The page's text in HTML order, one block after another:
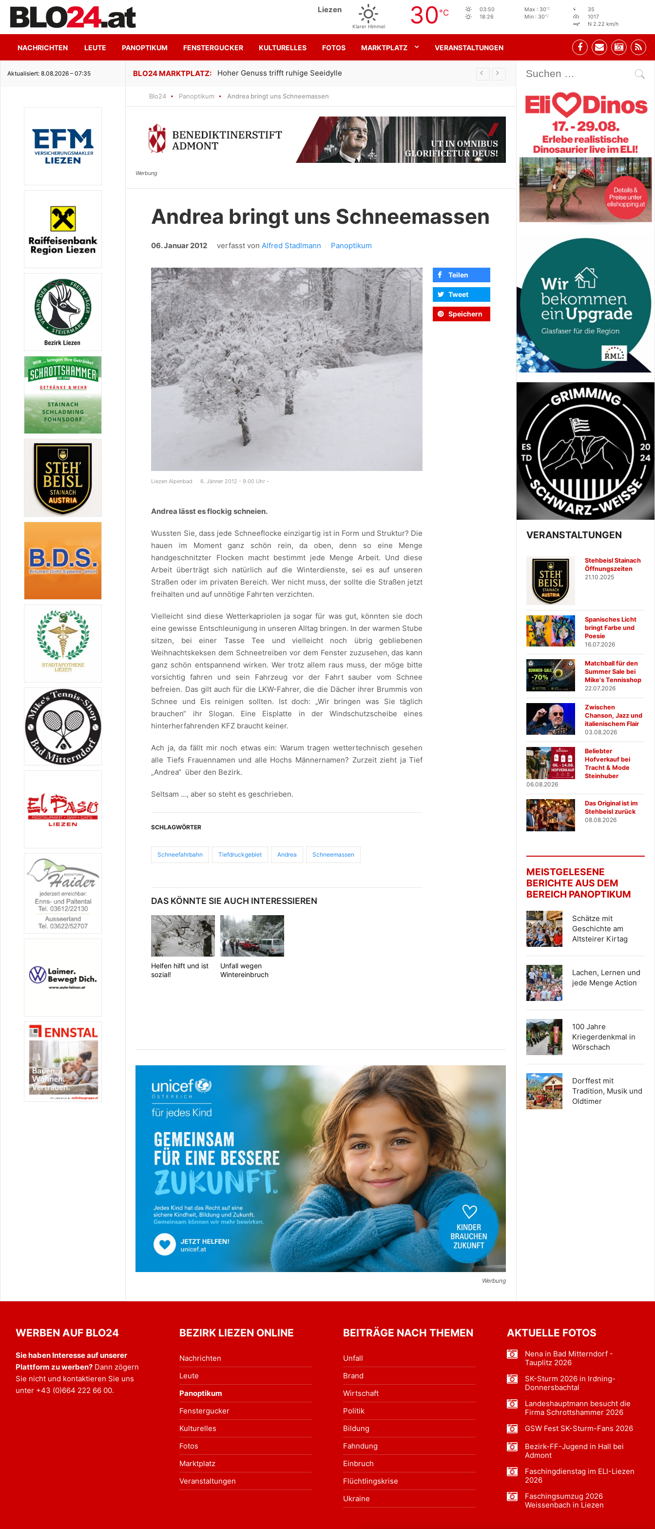
Liezen
Klarer Himmel 30°C
03:50
18:26
Max : 30°C
Min : 30°C
35
1017
N 2.22 km/h
NACHRICHTEN LEUTE PANOPTIKUM FENSTERGUCKER KULTURELLES FOTOS MARKTPLATZ VERANSTALTUNGEN
Aktualisiert: 8.08.2026 – 07:35
Seeidylle Gemeinsam für den SK Sturm Stehbeisl Stainach Öffnungszeiten
Blo24 Panoptikum Andrea bringt uns Schneemassen
Andrea bringt uns Schneemassen
06. Januar 2012 verfasst von Alfred Stadlmann Panoptikum
Liezen Alpenbad 6. Jänner 2012 - 9.00 Uhr -
Andrea lässt es flockig schneien.
Wussten Sie, dass jede Schneeflocke einzigartig ist in Form und Struktur? Die
hauen im Moment ganz schön rein, da oben, denn so eine Menge
handgeschnitzter Flocken macht bestimmt jede Menge Arbeit. Und diese
Arbeit überträgt sich natürlich auf die Winterdienste, sei es auf unseren
Straßen oder im privaten Bereich. Wer nicht muss, der sollte die Straßen jetzt
freihalten und auf unnötige Fahrten verzichten.
Vielleicht sind diese Wetterkapriolen ja sogar für was gut, könnten sie doch
eine gewisse Entschleunigung in unseren Alltag bringen. In der warmen Stube
sitzen, bei einer Tasse Tee und vielleicht noch übrig gebliebenen
Weihnachtskeksen dem Schneetreiben vor dem Fenster zuzusehen, das kann
ganz schön entspannend wirken. Wer trotz allem raus muss, der möge bitte
vorsichtig fahren und sein Fahrzeug vor der Fahrt sauber vom Schnee
befreien. Das gilt auch für die LKW-Fahrer, die die Dächer ihrer Brummis von
Schnee und Eis reinigen sollten. Ist doch: „Wir bringen was Sie täglich
brauchen“ ihr Slogan. Eine Eisplatte in der Windschutzscheibe eines
hinterherfahrenden KFZ braucht keiner.
Ach ja, da fällt mir noch etwas ein: Warum tragen wettertechnisch gesehen
alle Tiefs Frauennamen und alle Hochs Männernamen? Zurzeit zieht ja Tief
„Andrea“ über den Bezirk.
Seltsam ..., aber so steht es geschrieben.
SCHLAGWÖRTER
Schneefahrbahn Tiefdruckgebiet Andrea Schneemassen
DAS KÖNNTE SIE AUCH INTERESSIEREN
Helfen hilft und ist
sozial!
Unfall wegen
Wintereinbruch
Teilen
Tweet
Speichern
Werbung
VERANSTALTUNGEN
Stehbeisl Stainach
Öffnungszeiten
21.10.2025
Spanisches Licht
bringt Farbe und
Poesie
16.07.2026
Matchball für den
Summer Sale bei
Mike's Tennisshop
22.07.2026
Zwischen
Chanson, Jazz und
italienischem Flair
03.08.2026
Beliebter
Hofverkauf bei
Tracht & Mode
Steinhuber
06.08.2026
Das Original ist im
Stehbeisl zurück
08.08.2026
MEISTGELESENE
BERICHTE AUS DEM
BEREICH PANOPTIKUM
Schätze mit
Geschichte am
Altsteirer Kirtag
Lachen, Lernen und
jede Menge Action
100 Jahre
Kriegerdenkmal in
Wörschach
Dorffest mit
Tradition, Musik und
Oldtimer
WERBEN AUF BLO24
Sie haben Interesse auf unserer
Plattform zu werben? Dann zögern
Sie nicht und kontaktieren Sie uns
unter +43 (0)664 222 66 00.
BEZIRK LIEZEN ONLINE
Nachrichten
Leute
Panoptikum
Fenstergucker
Kulturelles
Fotos
Marktplatz
Veranstaltungen
BEITRÄGE NACH THEMEN
Unfall
Brand
Wirtschaft
Politik
Bildung
Fahndung
Einbruch
Flüchtlingskrise
Ukraine
AKTUELLE FOTOS
Nena in Bad Mitterndorf -
Tauplitz 2026
SK-Sturm 2026 in Irdning-
Donnersbachtal
Landeshauptmann besucht die
Firma Schrottshammer 2026
GSW Fest SK-Sturm-Fans 2026
Bezirk-FF-Jugend in Hall bei
Admont
Faschingdienstag im ELI-Liezen
2026
Faschingsumzug 2026
Weissenbach in Liezen